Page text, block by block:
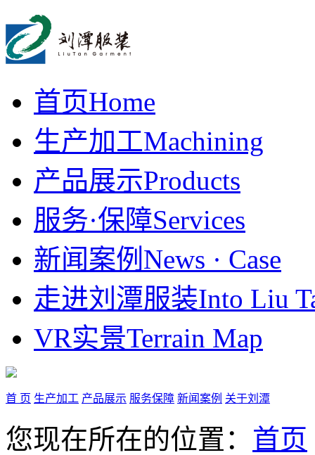
首页Home
生产加工Machining
产品展示Products
服务·保障Services
新闻案例 News · Case
走进刘潭服装Into Liu
VR实景Terrain Map
首 页 生产加工 产品展示 服务保障 新闻案例 关于刘潭
您现在所在的位置： 首页